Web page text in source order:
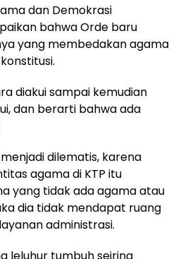
dan Demokrasi
bahwa Orde baru
yang membedakan agama
diakui sampai kemudian
dan berarti bahwa ada
dilematis, karena
agama di KTP itu
yang tidak ada agama atau
dia tidak mendapat ruang
administrasi.